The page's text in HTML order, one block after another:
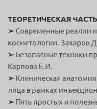
ТЕОРЕТИЧЕСКАЯ
➢ Современные реалии
косметологии. Захаров
➢ Безопасные техники
Карпова Е.И.
➢ Клиническая
лица в рамках
➢ Пять простых и